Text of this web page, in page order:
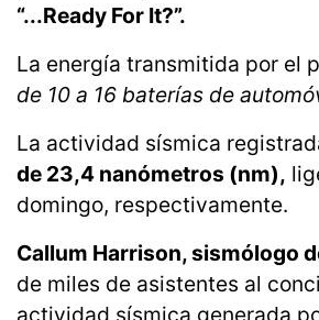
“...Ready For It?”.
La energía transmitida por el
de 10 a 16 baterías de
La actividad sísmica
de 23,4 nanómetros (nm),
domingo, respectivamente.
Callum Harrison, sismólogo
de miles de asistentes al